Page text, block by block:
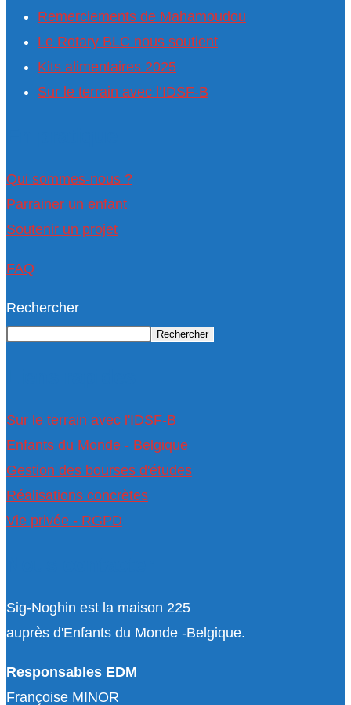
Remerciements de Mahamoudou
Le Rotary BLC nous soutient
Kits alimentaires 2025
Sur le terrain avec l’IDSF-B
Qui sommes-nous ?
Parrainer un enfant
Soutenir un projet
FAQ
Rechercher
Rechercher
Sur le terrain avec l'IDSF-B
Enfants du Monde - Belgique
Gestion des bourses d'études
Réalisations concrètes
Vie privée - RGPD
Sig-Noghin est la maison 225
auprès d'Enfants du Monde -Belgique.
Responsables EDM
Françoise MINOR